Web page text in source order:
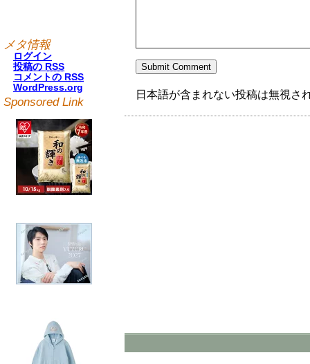
日本語が含まれない投稿は無視さ
メタ情報
ログイン
投稿の RSS
コメントの RSS
WordPress.org
Sponsored Link